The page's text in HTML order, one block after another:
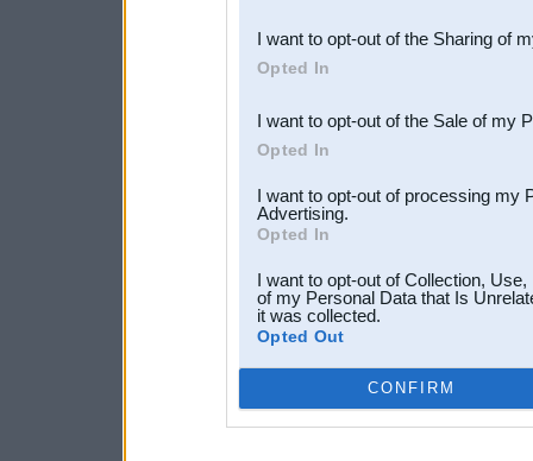
Downstream Participants
third parties.
I want to opt-out of the Sharing of
Opted In
I want to opt-out of the Sale of my
Opted In
I want to opt-out of processing my
Advertising.
Opted In
I want to opt-out of Collection,
of my Personal Data that Is
it was collected.
Opted Out
CONFIRM